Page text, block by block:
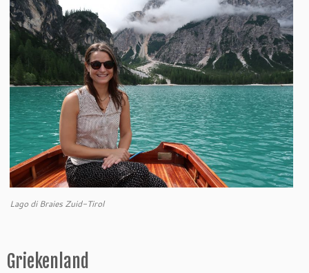
Lago di Braies Zuid-Tirol
Griekenland